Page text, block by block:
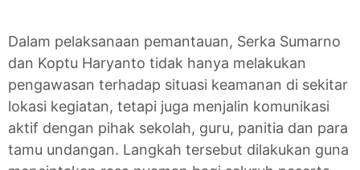
Dalam pelaksanaan pemantauan, Serka Sumarno
dan Koptu Haryanto tidak hanya melakukan
pengawasan terhadap situasi keamanan di sekitar
lokasi kegiatan, tetapi juga menjalin komunikasi
aktif dengan pihak sekolah, guru, panitia dan para
tamu undangan. Langkah tersebut dilakukan guna